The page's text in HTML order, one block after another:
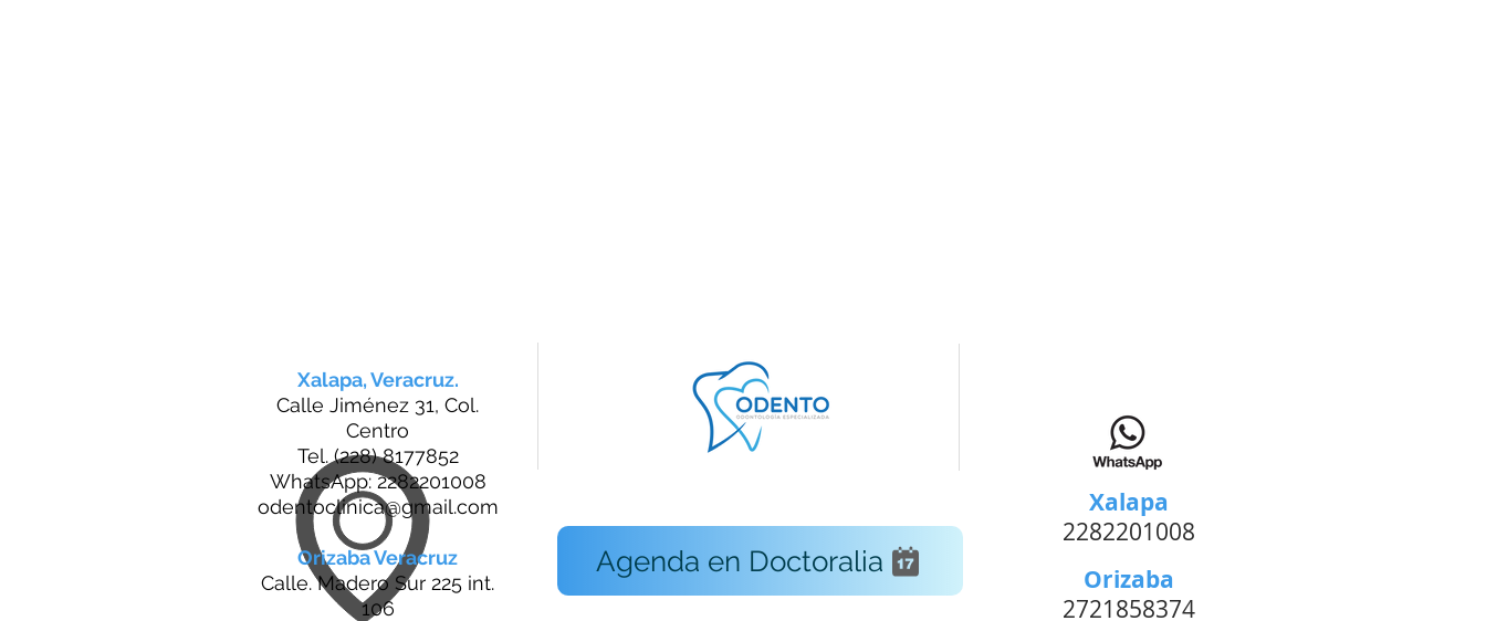
Xalapa, Veracruz.
Calle Jiménez 31, Col.
Centro
Tel. (228) 8177852
WhatsApp: 2282201008
odentoclinica@gmail.com
Orizaba Veracruz
Calle. Madero Sur 225 int.
106
Agenda en Doctoralia
Xalapa
2282201008
Orizaba
2721858374